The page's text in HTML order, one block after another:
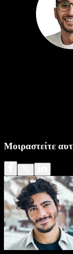
Μοιραστείτε